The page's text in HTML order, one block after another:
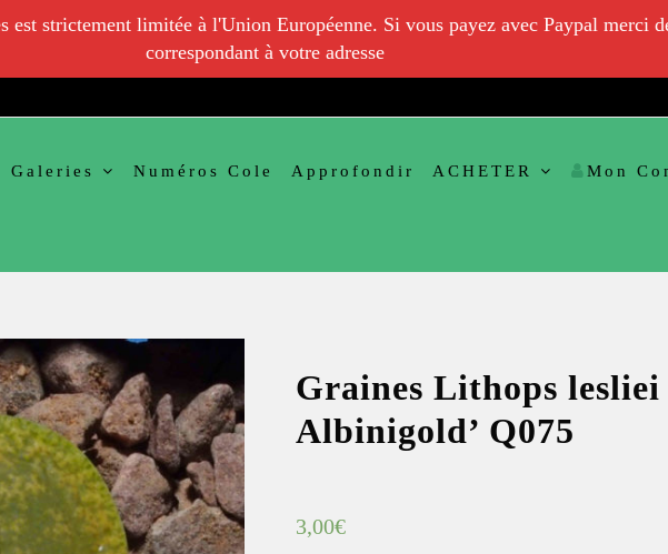
Galeries Numéros Cole Approfondir ACHETER Mon
Graines Lithops lesliei
Albinigold’ Q075
3,00€
strictement limitée à l'Union Européenne. Si vous payez avec Paypal merci
correspondant à votre adresse